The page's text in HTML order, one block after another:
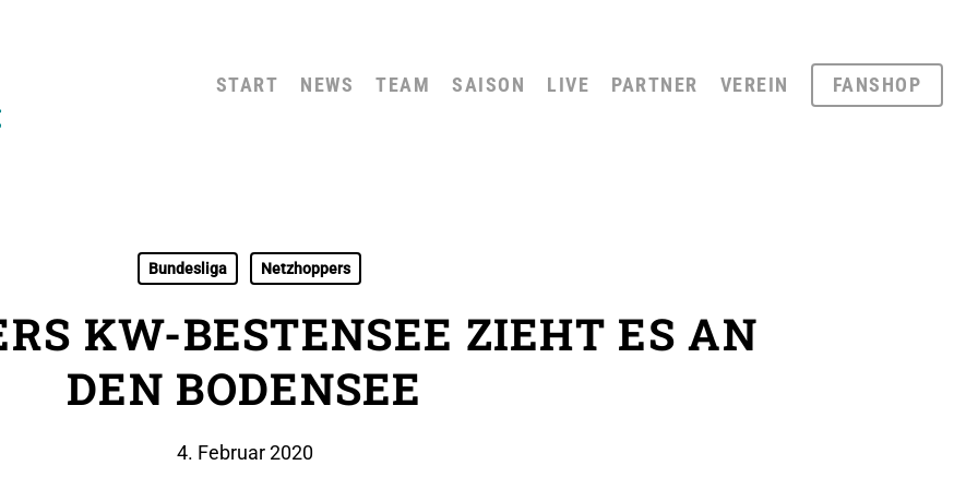
START NEWS TEAM SAISON LIVE PARTNER VEREIN FANSHOP
Bundesliga Netzhoppers
KW-BESTENSEE ZIEHT ES AN
DEN BODENSEE
4. Februar 2020